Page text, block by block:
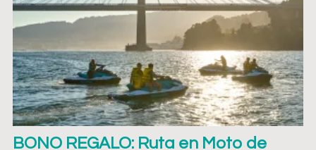
BONO REGALO: Ruta en Moto de